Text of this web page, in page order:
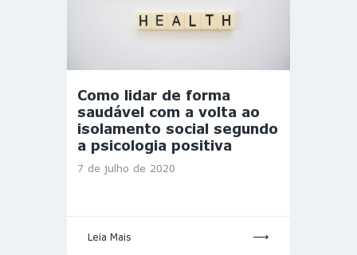
Como lidar de forma
saudável com a volta ao
isolamento social segundo
a psicologia positiva
7 de julho de 2020
Leia Mais